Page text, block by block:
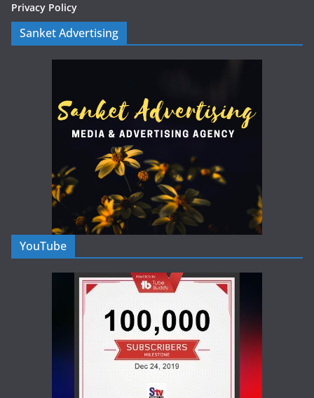
Privacy Policy
Sanket Advertising
YouTube